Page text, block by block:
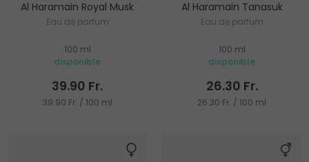
Al Haramain Royal Musk
Eau de parfum
100 ml
disponible
39.90 Fr.
39.90 Fr. / 100 ml
Al Haramain Tanasuk
Eau de parfum
100 ml
disponible
26.30 Fr.
26.30 Fr. / 100 ml